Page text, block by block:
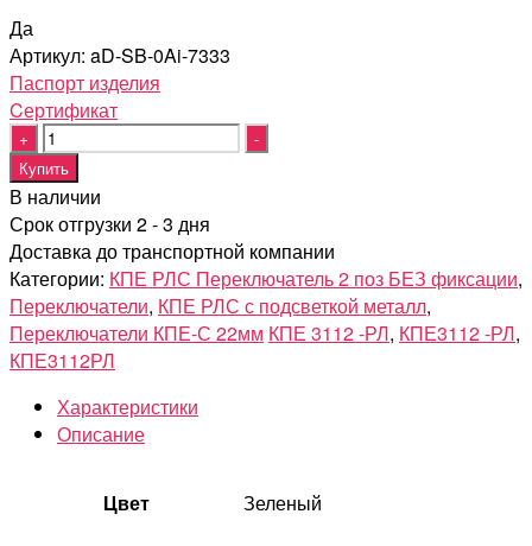
Да
Артикул: aD-SB-0Ai-7333
Паспорт изделия
Cертификат
Quantity
Купить
В наличии
Срок отгрузки 2 - 3 дня
Доставка до транспортной компании
Категории: КПЕ РЛС Переключатель 2 поз БЕЗ фиксации,
Переключатели, КПЕ РЛС с подсветкой металл,
Переключатели КПЕ-С 22мм КПЕ 3112 -РЛ, КПЕ3112 -РЛ,
КПЕ3112РЛ
Характеристики
Описание
Цвет Зеленый